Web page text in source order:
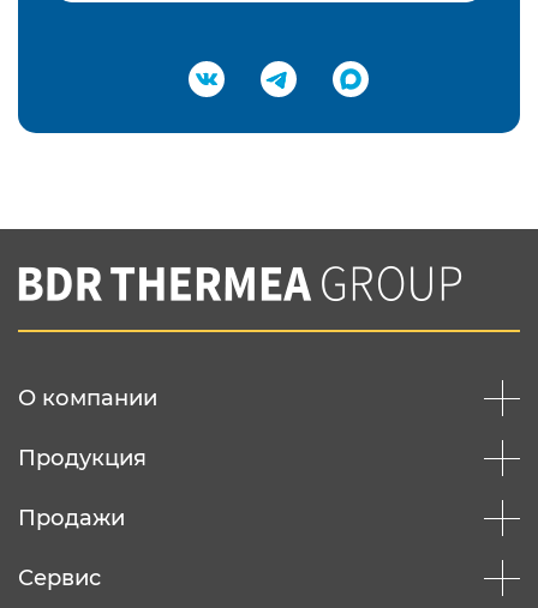
Подтвердить e-mail
Вы соглашаетесь с нашей политикой
конфеденциальности
О компании
Продукция
Продажи
Сервис